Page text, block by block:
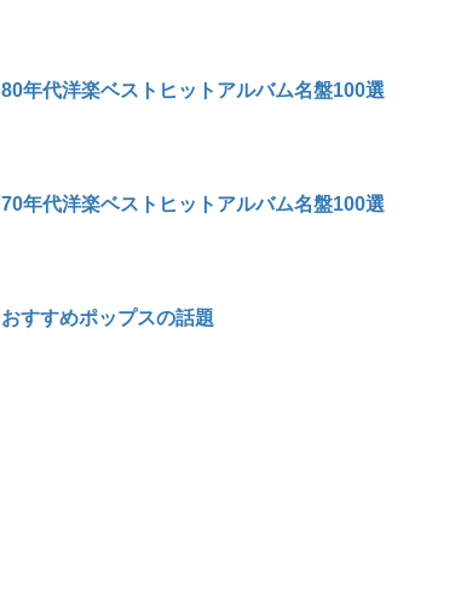
80年代洋楽ベストヒットアルバム名盤100選
70年代洋楽ベストヒットアルバム名盤100選
おすすめポップスの話題